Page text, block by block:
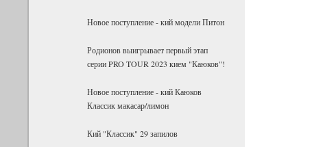
Новое поступление - кий модели Питон
Родионов выигрывает первый этап
серии PRO TOUR 2023 кием "Каюков"!
Новое поступление - кий Каюков
Классик макасар/лимон
Кий "Классик" 29 запилов